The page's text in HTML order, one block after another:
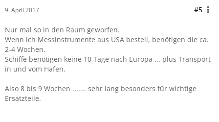
9. April 2017 #5
Nur mal so in den Raum geworfen.
Wenn ich Messinstrumente aus USA bestell, benötigen die ca.
2-4 Wochen.
Schiffe benötigen keine 10 Tage nach Europa ... plus Transport
in und vom Hafen.
Also 8 bis 9 Wochen ....... sehr lang besonders für wichtige
Ersatzteile.